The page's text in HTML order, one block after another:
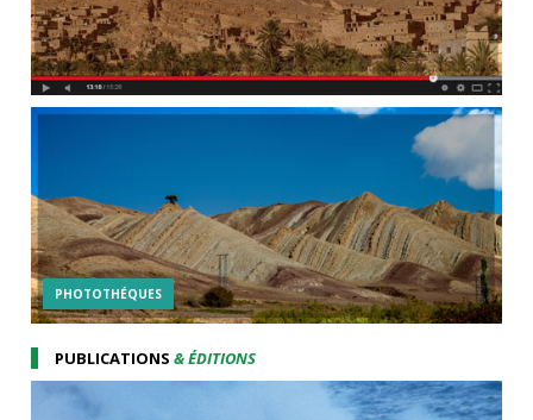
PHOTOTHÉQUES
PUBLICATIONS& ÉDITIONS